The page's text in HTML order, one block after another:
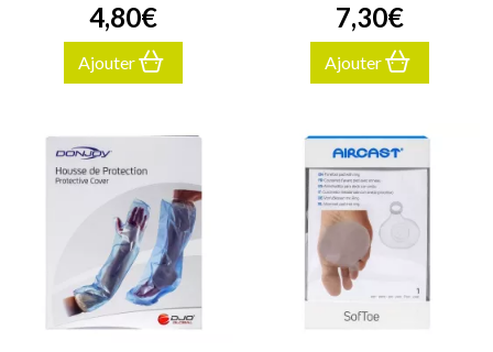
4,80€
Ajouter
7,30€
Ajouter